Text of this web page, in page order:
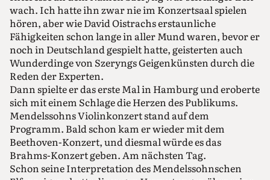
wach. Ich hatte ihn zwar nie im Konzertsaal spielen
hören, aber wie David Oistrachs erstaunliche
Fähigkeiten schon lange in aller Mund waren, bevor er
noch in Deutschland gespielt hatte, geisterten auch
Wunderdinge von Szeryngs Geigenkünsten durch die
Reden der Experten.
Dann spielte er das erste Mal in Hamburg und eroberte
sich mit einem Schlage die Herzen des Publikums.
Mendelssohns Violinkonzert stand auf dem
Programm. Bald schon kam er wieder mit dem
Beethoven-Konzert, und diesmal würde es das
Brahms-Konzert geben. Am nächsten Tag.
Schon seine Interpretation des Mendelssohnschen